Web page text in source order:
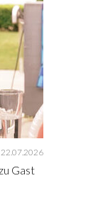
22.07.2026
Gast